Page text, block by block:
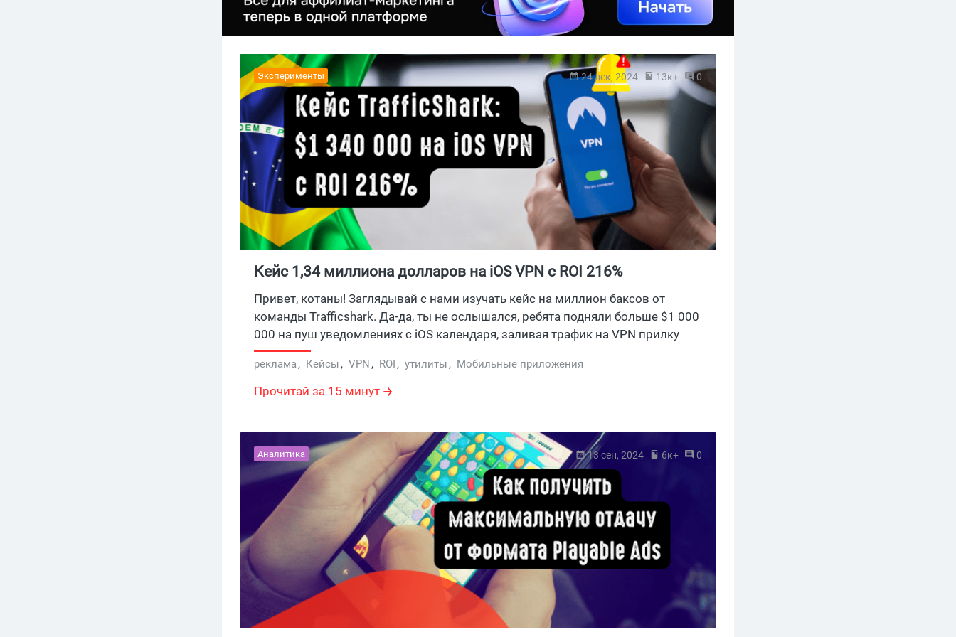
Эксперименты 24 дек, 2024 13к+ 0
Кейс 1,34 миллиона долларов на iOS VPN c ROI 216%
Привет, котаны! Заглядывай с нами изучать кейс на миллион баксов от
команды Trafficshark. Да-да, ты не ослышался, ребята подняли больше $1 000
000 на пуш уведомлениях с iOS календаря, заливая трафик на VPN прилку
под Латам и Tier-1 страны. Гоу, посмотрим, как это было.
реклама, Кейсы, VPN, ROI, утилиты, Мобильные приложения
Прочитай за 15 минут
Аналитика 13 сен, 2024 6к+ 0